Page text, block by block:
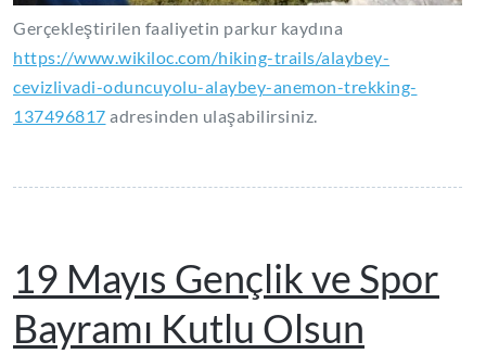
Gerçekleştirilen faaliyetin parkur kaydına
https://www.wikiloc.com/hiking-trails/alaybey-
cevizlivadi-oduncuyolu-alaybey-anemon-trekking-
137496817 adresinden ulaşabilirsiniz.
19 Mayıs Gençlik ve Spor
Bayramı Kutlu Olsun